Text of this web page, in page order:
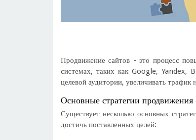
Продвижение сайтов - это процесс
системах, таких как Google, Yandex,
целевой аудитории, увеличивать
Основные стратегии продвижения
Существует несколько основных
достичь поставленных целей: